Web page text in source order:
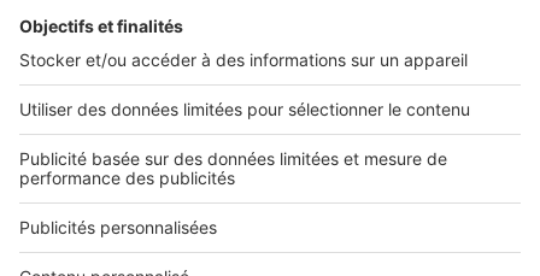
Nos applications
Découvrez nos applications